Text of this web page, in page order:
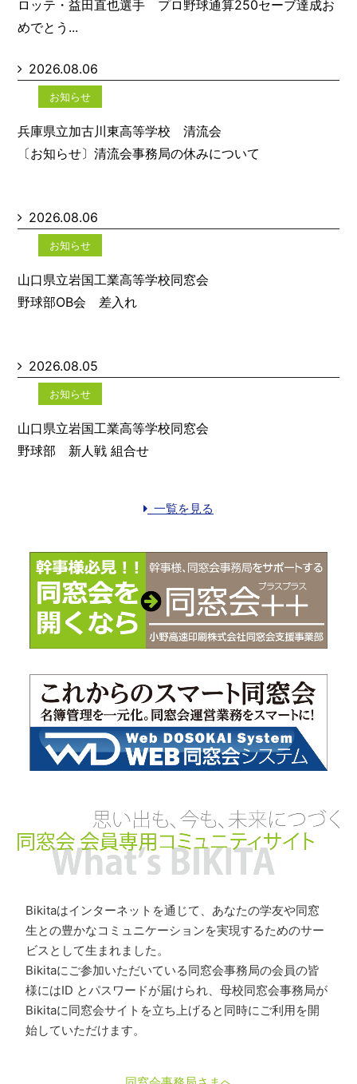
ロッテ・益田直也選手 プロ野球通算250セーブ達成お
めでとう...
2026.08.06
お知らせ
兵庫県立加古川東高等学校 清流会
〔お知らせ〕清流会事務局の休みについて
2026.08.06
お知らせ
山口県立岩国工業高等学校同窓会
野球部OB会 差入れ
2026.08.05
お知らせ
山口県立岩国工業高等学校同窓会
野球部 新人戦 組合せ
一覧を見る
Bikitaはインターネットを通じて、あなたの学友や同窓
生との豊かなコミュニケーションを実現するためのサー
ビスとして生まれました。
Bikitaにご参加いただいている同窓会事務局の会員の皆
様にはID とパスワードが届けられ、母校同窓会事務局が
Bikitaに同窓会サイトを立ち上げると同時にご利用を開
始していただけます。